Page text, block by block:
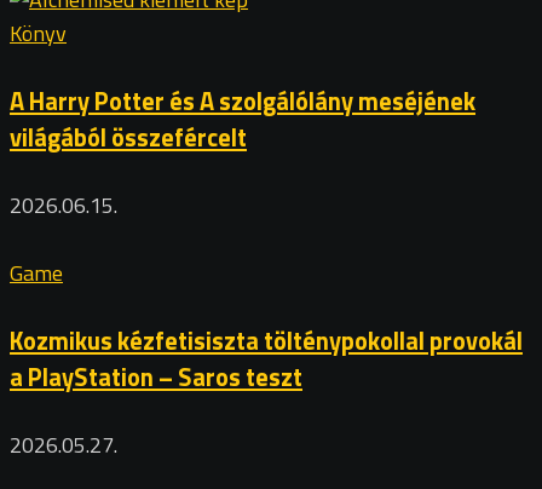
Könyv
A Harry Potter és A szolgálólány meséjének
világából összefércelt
2026.06.15.
Game
Kozmikus kézfetisiszta tölténypokollal provokál
a PlayStation – Saros teszt
2026.05.27.